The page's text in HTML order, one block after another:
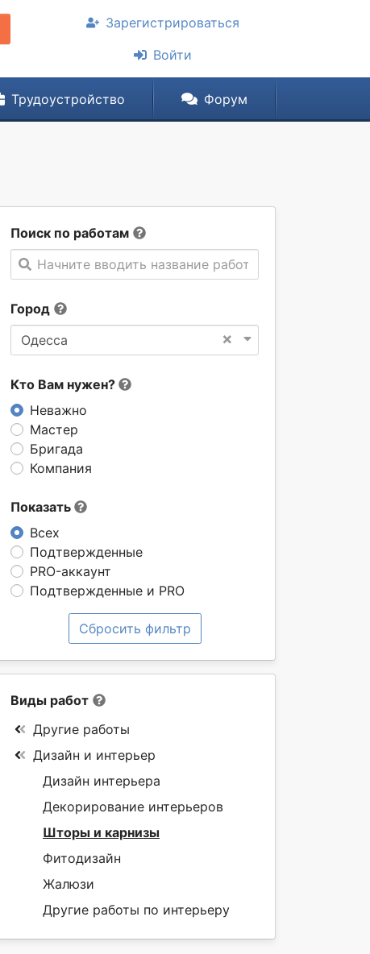
Зарегистрироваться
Войти
Трудоустройство Форум
Поиск по работам
Начните вводить название работы
Город
×
Одесса
Кто Вам нужен?
Неважно
Мастер
Бригада
Компания
Показать
Всех
Подтвержденные
PRO-аккаунт
Подтвержденные и PRO
Сбросить фильтр
Виды работ
Другие работы
Дизайн и интерьер
Дизайн интерьера
Декорирование интерьеров
Шторы и карнизы
Фитодизайн
Жалюзи
Другие работы по интерьеру